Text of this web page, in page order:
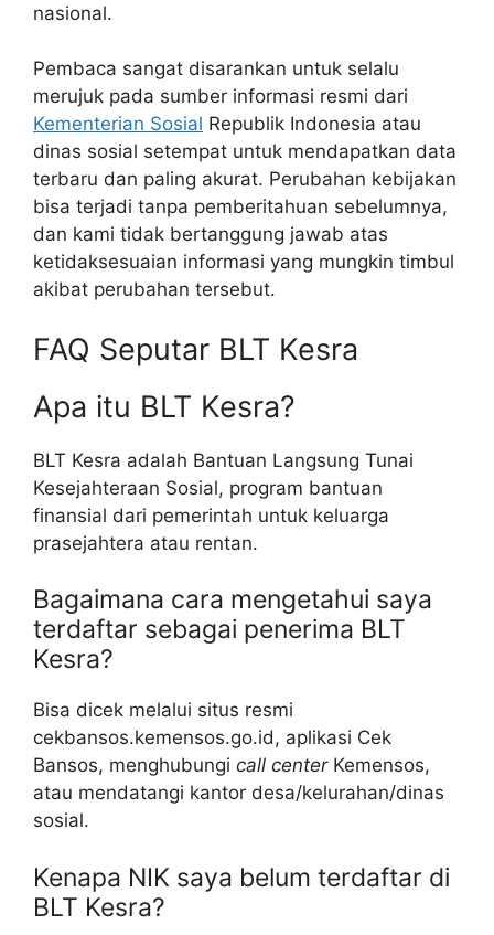
nasional.
Pembaca sangat disarankan untuk selalu
merujuk pada sumber informasi resmi dari
Kementerian Sosial Republik Indonesia atau
dinas sosial setempat untuk mendapatkan data
terbaru dan paling akurat. Perubahan kebijakan
bisa terjadi tanpa pemberitahuan sebelumnya,
dan kami tidak bertanggung jawab atas
ketidaksesuaian informasi yang mungkin timbul
akibat perubahan tersebut.
FAQ Seputar BLT Kesra
Apa itu BLT Kesra?
BLT Kesra adalah Bantuan Langsung Tunai
Kesejahteraan Sosial, program bantuan
finansial dari pemerintah untuk keluarga
prasejahtera atau rentan.
Bagaimana cara mengetahui saya
terdaftar sebagai penerima BLT
Kesra?
Bisa dicek melalui situs resmi
cekbansos.kemensos.go.id, aplikasi Cek
Bansos, menghubungi call centerKemensos,
atau mendatangi kantor desa/kelurahan/dinas
sosial.
Kenapa NIK saya belum terdaftar di
BLT Kesra?